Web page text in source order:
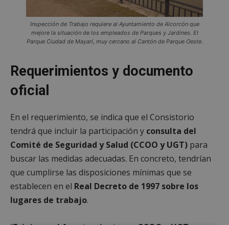
Inspección de Trabajo requiere al Ayuntamiento de Alcorcón que
mejore la situación de los empleados de Parques y Jardines. El
Parque Ciudad de Mayarí, muy cercano al Cantón de Parque Oeste.
Requerimientos y documento
oficial
En el requerimiento, se indica que el Consistorio
tendrá que incluir la participación y consulta del
Comité de Seguridad y Salud (CCOO y UGT) para
buscar las medidas adecuadas. En concreto, tendrían
que cumplirse las disposiciones mínimas que se
establecen en el Real Decreto de 1997 sobre los
lugares de trabajo.